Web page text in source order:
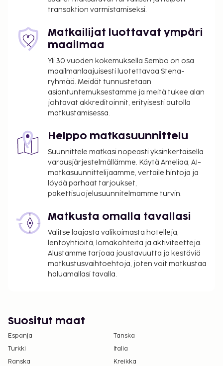
lentokenttäkuljetukset (saatavilla ympäri
vuorokauden). Seuraavat palvelut ovat saatavilla:
ilmainen langaton internetyhteys ja concierge-
palvelut. Maksullinen buffetaamiainen tarjotaan
päivittäin klo 7.00–10.00. Tämän majoituspaikan
virallisen tähtiluokituksen on myöntänyt Ranskan
turismin kehitysjärjestö ATOUT.
Majoituspaikka veloittaa seuraavat paikan päällä
suoritettavat maksut. Maksuihin saattaa sisältyä
sovellettavat verot:
Kaupungin perimä vero: 5.53 EUR per henkilö
per yö. Tätä veroa ei peritä alle 18 vuotta
vanhoilta lapsilta.
Tässä on mainittu kaikki majoituspaikan meille
ilmoittamat maksut.
ja 16 EUR lapsille
Lentokenttäkuljetusmaksu: 18 EUR per henkilö
Vauvansänky: 10 EUR per yöpyminen
Yllä oleva luettelo ei ehkä kata kaikkea. Maksut ja
takuumaksut eivät välttämättä sisällä veroja, ja ne
tässä majoituspaikassa. Saat lisätietoja asiasta
ottamalla yhteyttä majoituspaikkaan
varausvahvistuksessa olevien tietojen avulla.
Kaikki maksut voidaan maksaa käteisettömillä
transaktion varmistamiseksi.
Matkailijat luottavat ympäri
maailmaa
Yli 30 vuoden kokemuksella Sembo on osa
maailmanlaajuisesti luotettavaa Stena-
ryhmää. Meidät tunnustetaan
asiantuntemuksestamme ja meitä tukee alan
johtavat akkreditoinnit, erityisesti autolla
matkustamisessa.
Helppo matkasuunnittelu
Suunnittele matkasi nopeasti yksinkertaisella
varausjärjestelmällämme. Käytä Ameliaa, AI-
matkasuunnittelijaamme, vertaile hintoja ja
löydä parhaat tarjoukset,
pakettisuojelusuunnitelmamme turvin.
Matkusta omalla tavallasi
Valitse laajasta valikoimasta hotelleja,
lentoyhtiöitä, lomakohteita ja aktiviteetteja.
Alustamme tarjoaa joustavuutta ja kestäviä
matkustusvaihtoehtoja, joten voit matkustaa
haluamallasi tavalla.
Suositut maat
Espanja
Tanska
Turkki
Italia
Ranska
Kreikka